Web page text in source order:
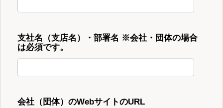
支社名（支店名）・部署名 ※会社・団体の場合
は必須です。
会社（団体）のWebサイトのURL